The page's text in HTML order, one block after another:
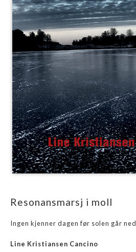
Resonansmarsj i moll
Ingen kjenner dagen før solen går ned
Line Kristiansen Cancino